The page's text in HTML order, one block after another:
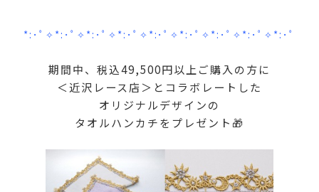
*:･ﾟ✧*:･ﾟ✧*:･ﾟ✧*:･ﾟ✧*:･ﾟ✧*:･ﾟ✧*:･ﾟ✧*:･ﾟ✧*:･ﾟ
期間中、税込49,500円以上ご購入の方に
＜近沢レース店＞とコラボレートした
オリジナルデザインの
タオルハンカチをプレゼント🎁